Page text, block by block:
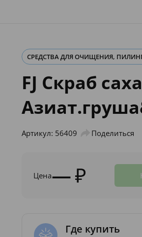
СРЕДСТВА ДЛЯ ОЧИЩЕНИЯ,
FJ Скраб
Артикул: 56409 Поделиться
Цена—
Где купить